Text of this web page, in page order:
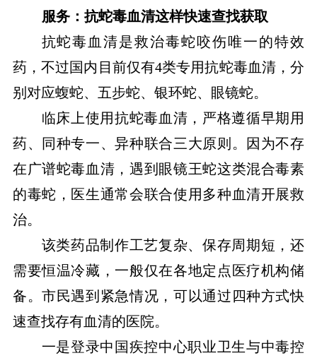
服务：抗蛇毒血清这样快速查找获取
抗蛇毒血清是救治毒蛇咬伤唯一的特效
药，不过国内目前仅有4类专用抗蛇毒血清，分
别对应蝮蛇、五步蛇、银环蛇、眼镜蛇。
临床上使用抗蛇毒血清，严格遵循早期用
药、同种专一、异种联合三大原则。因为不存
在广谱蛇毒血清，遇到眼镜王蛇这类混合毒素
的毒蛇，医生通常会联合使用多种血清开展救
治。
该类药品制作工艺复杂、保存周期短，还
需要恒温冷藏，一般仅在各地定点医疗机构储
备。市民遇到紧急情况，可以通过四种方式快
速查找存有血清的医院。
一是登录中国疾控中心职业卫生与中毒控